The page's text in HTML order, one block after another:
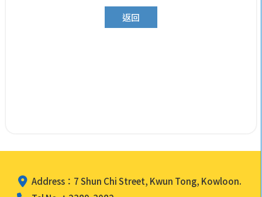
返回
Address：7 Shun Chi Street, Kwun Tong, Kowloon.